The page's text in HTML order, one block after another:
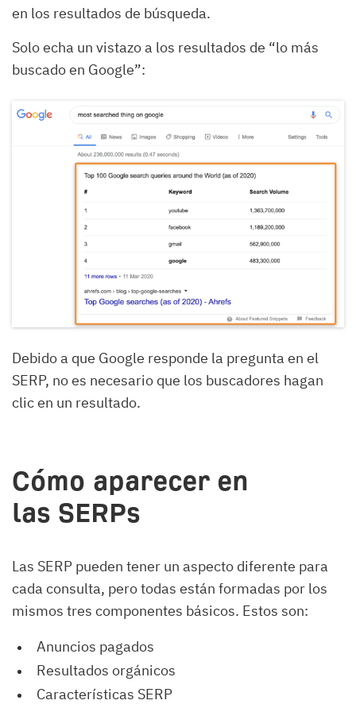
en los resultados de búsqueda.
Solo echa un vistazo a los resultados de “lo más
buscado en Google”:
Debido a que Google responde la pregunta en el
SERP, no es necesario que los buscadores hagan
clic en un resultado.
Cómo aparecer en
las SERPs
Las SERP pueden tener un aspecto diferente para
cada consulta, pero todas están formadas por los
mismos tres componentes básicos. Estos son:
Anuncios pagados
Resultados orgánicos
Características SERP